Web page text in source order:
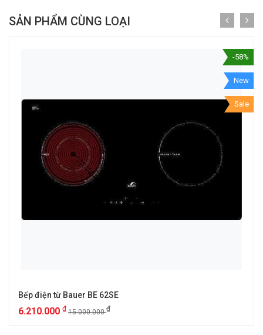
SẢN PHẨM CÙNG LOẠI
-58%
New
Sale
Bếp điện từ Bauer BE 62SE
6.210.000 ₫ 15.000.000₫